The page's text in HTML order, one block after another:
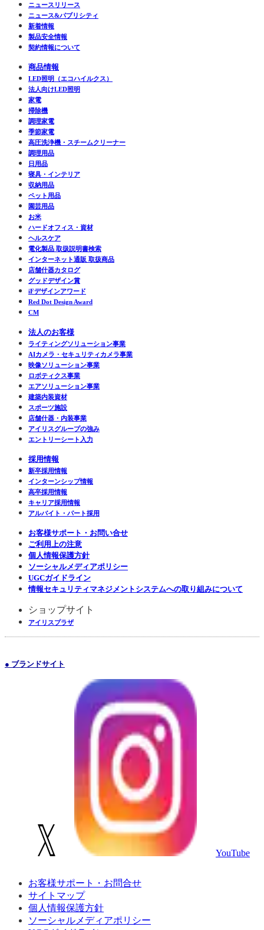
ニュースリリース
ニュース&パブリシティ
新着情報
製品安全情報
契約情報について
商品情報
LED照明（エコハイルクス）
法人向けLED照明
家電
掃除機
調理家電
季節家電
高圧洗浄機・スチームクリーナー
調理用品
日用品
寝具・インテリア
収納用品
ペット用品
園芸用品
お米
ハードオフィス・資材
ヘルスケア
電化製品 取扱説明書検索
インターネット通販 取扱商品
店舗什器カタログ
グッドデザイン賞
iFデザインアワード
Red Dot Design Award
CM
法人のお客様
ライティングソリューション事業
AIカメラ・セキュリティカメラ事業
映像ソリューション事業
ロボティクス事業
エアソリューション事業
建築内装資材
スポーツ施設
店舗什器・内装事業
アイリスグループの強み
エントリーシート入力
採用情報
新卒採用情報
インターンシップ情報
高卒採用情報
キャリア採用情報
アルバイト・パート採用
お客様サポート・お問い合せ
ご利用上の注意
個人情報保護方針
ソーシャルメディアポリシー
UGCガイドライン
情報セキュリティマネジメントシステムへの取り組みについて
ショップサイト
アイリスプラザ
● ブランドサイト
YouTube
お客様サポート・お問合せ
サイトマップ
個人情報保護方針
ソーシャルメディアポリシー